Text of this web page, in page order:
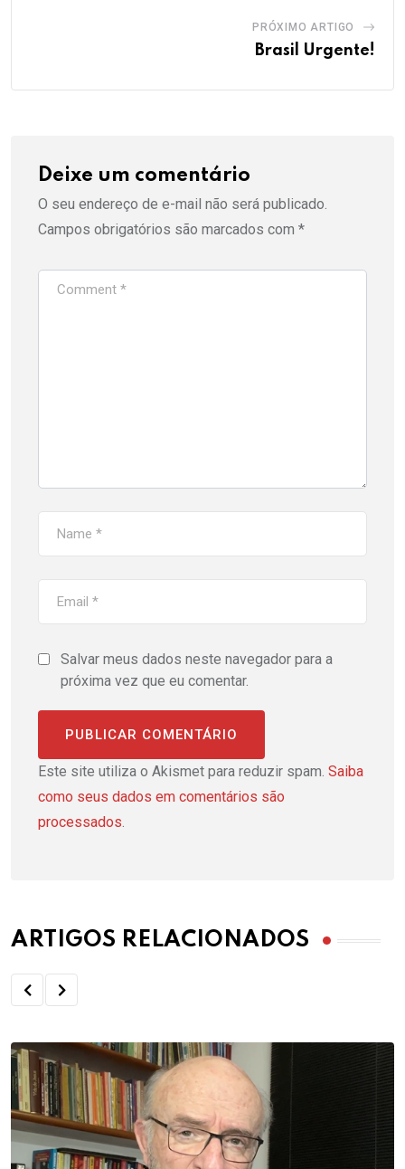
PRÓXIMO ARTIGO
Brasil Urgente!
Deixe um comentário
O seu endereço de e-mail não será publicado.
Campos obrigatórios são marcados com *
Salvar meus dados neste navegador para a
próxima vez que eu comentar.
Este site utiliza o Akismet para reduzir spam. Saiba
como seus dados em comentários são
processados.
ARTIGOS RELACIONADOS